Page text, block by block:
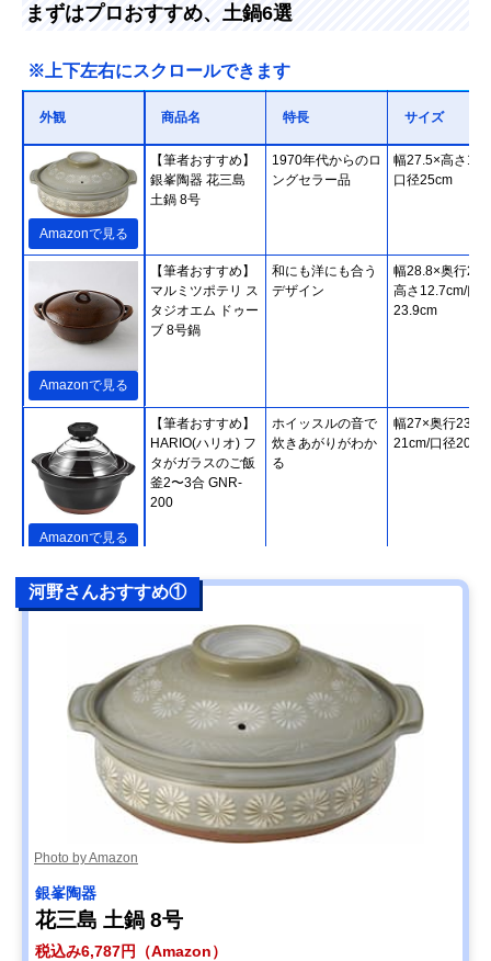
まずはプロおすすめ、土鍋6選
※上下左右にスクロールできます
外観 商品名 特長 サイズ
Amazonで見る
【筆者おすすめ】
銀峯陶器 花三島
土鍋 8号
1970年代からのロ
ングセラー品
幅27.5×高さ
口径25cm
Amazonで見る
【筆者おすすめ】
マルミツポテリ ス
タジオエム ドゥー
ブ 8号鍋
和にも洋にも合う
デザイン
幅28.8×奥行
高さ12.7cm/口
23.9cm
Amazonで見る
【筆者おすすめ】
HARIO(ハリオ) フ
タがガラスのご飯
釜2〜3合 GNR-
200
ホイッスルの音で
炊きあがりがわか
る
幅27×奥行23×高
21cm/口径20cm
楽天市場で見る
【筆者おすすめ】
長谷園 かまどさん
四合炊き ACT-04
【筆者おすすめ】
キントー(KINTO)
KAKOMI IH土鍋
2.5L
IHやオーブンなど
さまざまな熱源に
対応
27.5cm
Amazonで見る
【筆者おすすめ】
ミヤザキ食器
M.STYLE Karl(カ
ール) IH軽量土鍋8
号 KAL0308
家庭で気軽に使え
る軽い土鍋
幅29.2×高さ
9.5cm/口径
河野さんおすすめ①
Photo by Amazon
銀峯陶器
花三島 土鍋 8号
税込み6,787円（Amazon）